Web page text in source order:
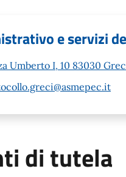
e servizi
Umberto I, 10 83030
di tutela